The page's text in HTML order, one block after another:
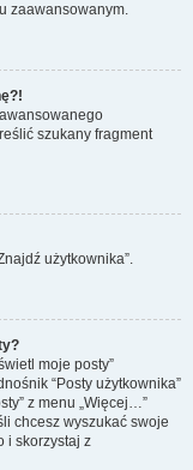
zaawansowanym.
szukany fragment
użytkownika”.
moje posty”
“Posty użytkownika”
z menu „Więcej…”
chcesz wyszukać swoje
i skorzystaj z